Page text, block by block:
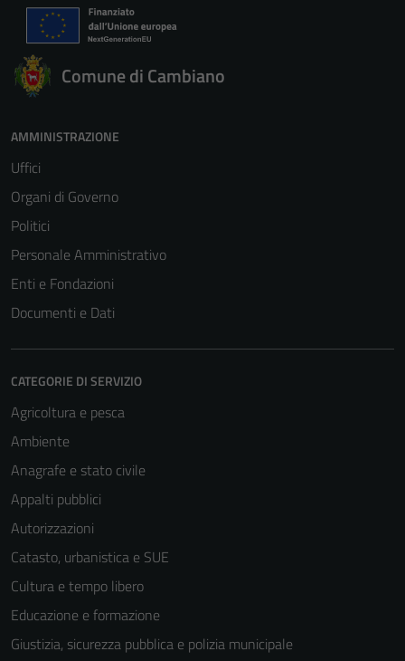
Comune di Cambiano
AMMINISTRAZIONE
Uffici
Organi di Governo
Politici
Personale Amministrativo
Enti e Fondazioni
Documenti e Dati
CATEGORIE DI SERVIZIO
Agricoltura e pesca
Ambiente
Anagrafe e stato civile
Appalti pubblici
Autorizzazioni
Catasto, urbanistica e SUE
Cultura e tempo libero
Educazione e formazione
Giustizia, sicurezza pubblica e polizia municipale